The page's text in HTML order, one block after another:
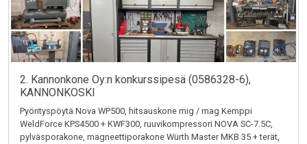
2. Kannonkone Oy:n konkurssipesä (0586328-6),
KANNONKOSKI
Pyörityspöytä Nova WP500, hitsauskone mig / mag Kemppi
WeldForce KPS4500 + KWF300, ruuvikompressori NOVA SC-7.5C,
pylväsporakone, magneettiporakone Würth Master MKB 35 + terät,